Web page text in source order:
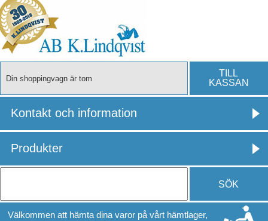
TILL
KASSAN
Din shoppingvagn är tom
Kontakt och information
SÖK
Välkommen att hämta dina varor på vårt hämtlager,
Produkter